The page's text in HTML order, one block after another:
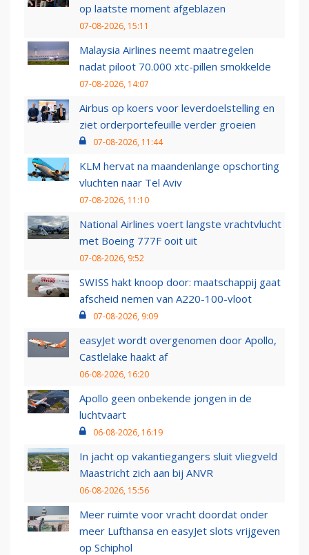
op laatste moment afgeblazen
07-08-2026, 15:11
Malaysia Airlines neemt maatregelen
nadat piloot 70.000 xtc-pillen smokkelde
07-08-2026, 14:07
Airbus op koers voor leverdoelstelling en
ziet orderportefeuille verder groeien
07-08-2026, 11:44
KLM hervat na maandenlange opschorting
vluchten naar Tel Aviv
07-08-2026, 11:10
National Airlines voert langste vrachtvlucht
met Boeing 777F ooit uit
07-08-2026, 9:52
SWISS hakt knoop door: maatschappij gaat
afscheid nemen van A220-100-vloot
07-08-2026, 9:09
easyJet wordt overgenomen door Apollo,
Castlelake haakt af
06-08-2026, 16:20
Apollo geen onbekende jongen in de
luchtvaart
06-08-2026, 16:19
In jacht op vakantiegangers sluit vliegveld
Maastricht zich aan bij ANVR
06-08-2026, 15:56
Meer ruimte voor vracht doordat onder
meer Lufthansa en easyJet slots vrijgeven
op Schiphol